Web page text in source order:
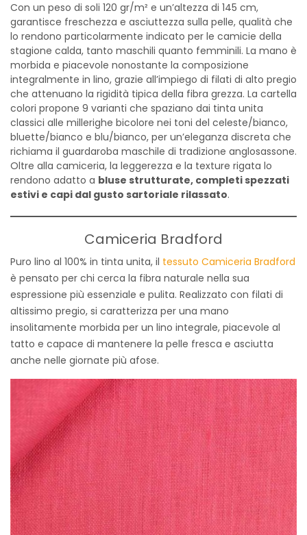
Con un peso di soli 120 gr/m² e un’altezza di 145 cm,
garantisce freschezza e asciuttezza sulla pelle, qualità che
lo rendono particolarmente indicato per le camicie della
stagione calda, tanto maschili quanto femminili. La mano è
morbida e piacevole nonostante la composizione
integralmente in lino, grazie all’impiego di filati di alto pregio
che attenuano la rigidità tipica della fibra grezza. La cartella
colori propone 9 varianti che spaziano dai tinta unita
classici alle millerighe bicolore nei toni del celeste/bianco,
bluette/bianco e blu/bianco, per un’eleganza discreta che
richiama il guardaroba maschile di tradizione anglosassone.
Oltre alla camiceria, la leggerezza e la texture rigata lo
rendono adatto a bluse strutturate, completi spezzati
estivi e capi dal gusto sartoriale rilassato.
Camiceria Bradford
Puro lino al 100% in tinta unita, il tessuto Camiceria Bradford
è pensato per chi cerca la fibra naturale nella sua
espressione più essenziale e pulita. Realizzato con filati di
altissimo pregio, si caratterizza per una mano
insolitamente morbida per un lino integrale, piacevole al
tatto e capace di mantenere la pelle fresca e asciutta
anche nelle giornate più afose.